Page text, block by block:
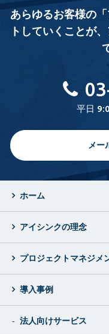
あらゆるお客様の
トしていくことが、
平日
メー
ホーム
アイシンクの理念
プロジェクトマネジメ
導入事例
法人向けサービス